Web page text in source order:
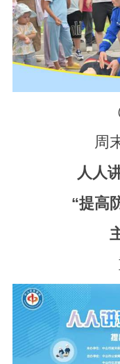
周
人人
“提高